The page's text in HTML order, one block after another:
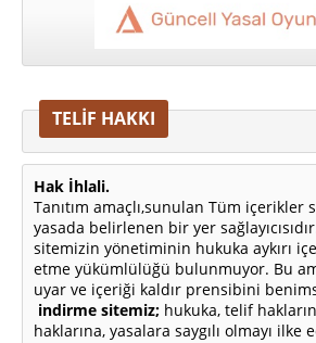
TELİF HAKKI
Hak İhlali.
Tanıtım amaçlı,sunulan Tüm içerikler
yasada belirlenen bir yer
sitemizin yönetiminin hukuka aykırı
etme yükümlülüğü bulunmuyor. Bu
uyar ve içeriği kaldır prensibini
indirme sitemiz; hukuka, telif
haklarına, yasalara saygılı olmayı ilke